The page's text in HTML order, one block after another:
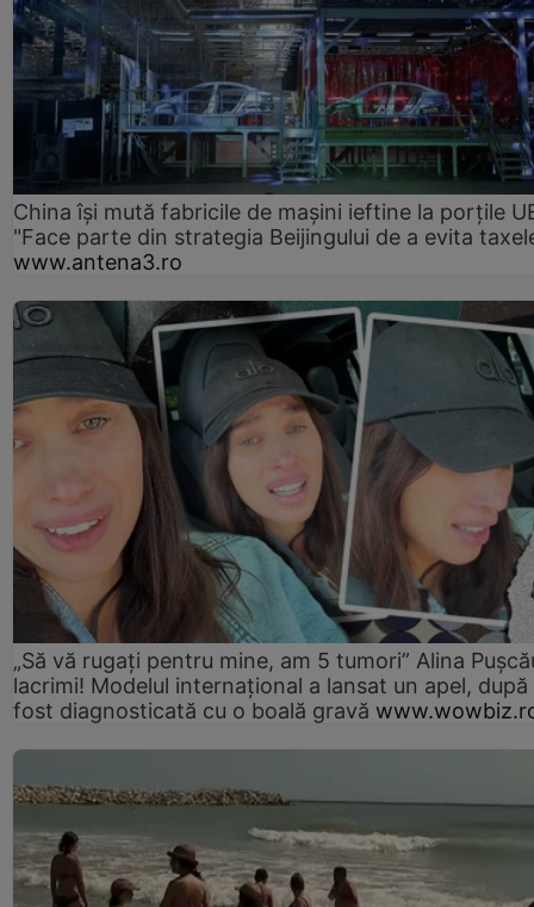
China își mută fabricile de mașini ieftine la porțile
"Face parte din strategia Beijingului de a evita
www.antena3.ro
„Să vă rugați pentru mine, am 5 tumori” Alina
lacrimi! Modelul internațional a lansat un apel, după
fost diagnosticată cu o boală gravă